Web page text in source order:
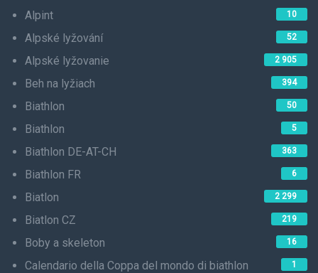
Alpint 10
Alpské lyžování 52
Alpské lyžovanie 2 905
Beh na lyžiach 394
Biathlon 50
Biathlon 5
Biathlon DE-AT-CH 363
Biathlon FR 6
Biatlon 2 299
Biatlon CZ 219
Boby a skeleton 16
Calendario della Coppa del mondo di biathlon 1